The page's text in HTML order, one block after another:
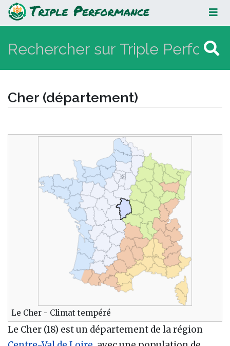
Cher (département)
Cher (département)
Le Cher - Climat tempéré
Le Cher (18) est un département de la région